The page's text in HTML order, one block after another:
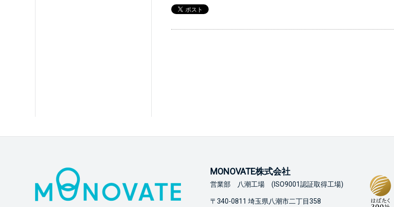
MONOVATE株式会社
営業部 八潮工場 (ISO9001認証取得工場)
〒340-0811 埼玉県八潮市二丁目358